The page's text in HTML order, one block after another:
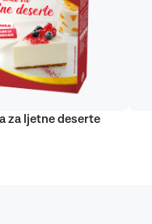
za ljetne deserte